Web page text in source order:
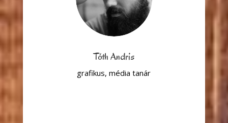
Tóth Andris
grafikus, média tanár